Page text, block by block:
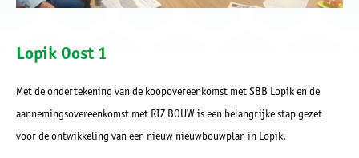
Lopik Oost 1
Met de ondertekening van de koopovereenkomst met SBB Lopik en de
aannemingsovereenkomst met RIZ BOUW is een belangrijke stap gezet
voor de ontwikkeling van een nieuw nieuwbouwplan in Lopik.